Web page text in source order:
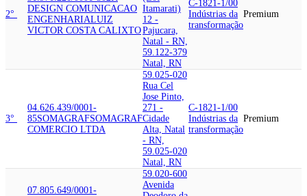
2°
DESIGN COMUNICACAO
ENGENHARIALUIZ
VICTOR COSTA CALIXTO
Itamarati)
12 -
Pajucara,
Natal - RN,
59.122-379
Natal, RN
C-1821-1/00
Indústrias da
transformação
Premium
3°
04.626.439/0001-
85SOMAGRAFSOMAGRAF
COMERCIO LTDA
59.025-020
Rua Cel
Jose Pinto,
271 -
Cidade
Alta, Natal
- RN,
59.025-020
Natal, RN
C-1821-1/00
Indústrias da
transformação
Premium
07.805.649/0001-
59.020-600
Avenida